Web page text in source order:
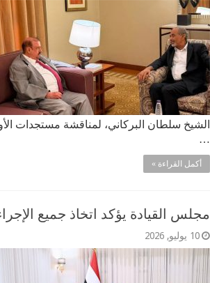
الشيخ سلطان البركاني، لمناقشة مستجدات
…
أكمل القراءة »
مجلس القيادة يؤكد اتخاذ جميع
10 يوليو, 2026